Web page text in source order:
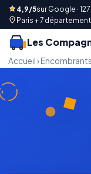
4,9/5sur Google ·
Paris + 7
Les
Accueil› Encombrants